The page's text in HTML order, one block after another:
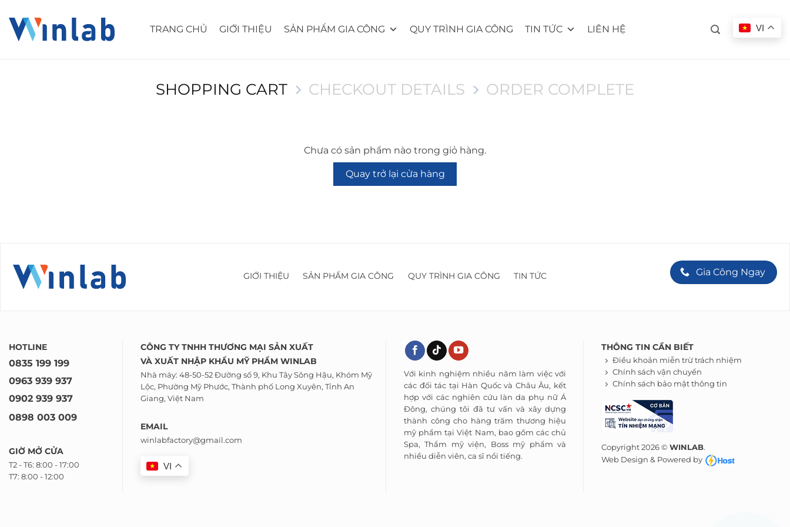
to
content
TRANG CHỦ GIỚI THIỆU SẢN PHẨM GIA CÔNG QUY TRÌNH GIA CÔNG TIN TỨC LIÊN HỆ VI
SHOPPING CART CHECKOUT DETAILS ORDER COMPLETE
Chưa có sản phẩm nào trong giỏ hàng.
Quay trở lại cửa hàng
GIỚI THIỆU SẢN PHẨM GIA CÔNG QUY TRÌNH GIA CÔNG TIN TỨC Gia Công Ngay
HOTLINE
0835 199 199
0963 939 937
0902 939 937
0898 003 009
GIỜ MỞ CỬA
T2 - T6: 8:00 - 17:00
T7: 8:00 - 12:00
CÔNG TY TNHH THƯƠNG MẠI SẢN XUẤT
VÀ XUẤT NHẬP KHẨU MỸ PHẨM WINLAB
Nhà máy: 48-50-52 Đường số 9, Khu Tây Sông Hậu, Khóm Mỹ
Lộc, Phường Mỹ Phước, Thành phố Long Xuyên, Tỉnh An
Giang, Việt Nam
EMAIL
winlabfactory@gmail.com
VI
Với kinh nghiệm nhiều năm làm việc với
các đối tác tại Hàn Quốc và Châu Âu, kết
hợp với các nghiên cứu làn da phụ nữ Á
Đông, chúng tôi đã tư vấn và xây dựng
thành công cho hàng trăm thương hiệu
mỹ phẩm tại Việt Nam, bao gồm các chủ
Spa, Thẩm mỹ viện, Boss mỹ phẩm và
nhiều diễn viên, ca sĩ nổi tiếng.
THÔNG TIN CẦN BIẾT
Điều khoản miễn trừ trách nhiệm
Chính sách vận chuyển
Chính sách bảo mật thông tin
Copyright 2026 © WINLAB.
Web Design & Powered by